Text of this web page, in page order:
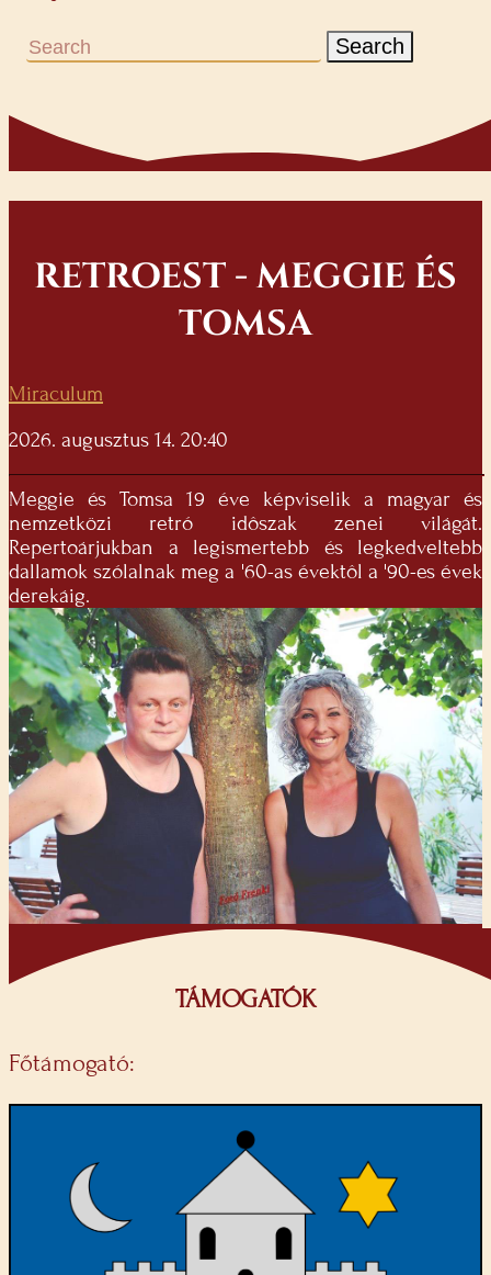
Search
RETROEST - MEGGIE ÉS
TOMSA
Miraculum
2026. augusztus 14. 20:40
Meggie és Tomsa 19 éve képviselik a magyar és
nemzetközi retró idôszak zenei világát.
Repertoárjukban a legismertebb és legkedveltebb
dallamok szólalnak meg a '60-as évektôl a '90-es évek
derekáig.
TÁMOGATÓK
Főtámogató: